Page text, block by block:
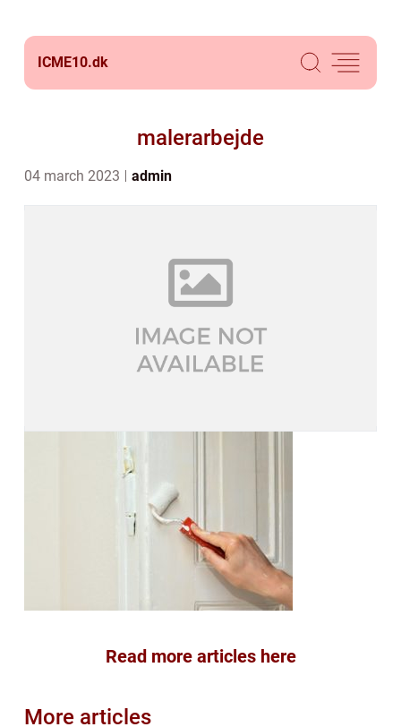
ICME10.dk
malerarbejde
04 march 2023 admin
Read more articles here
More articles